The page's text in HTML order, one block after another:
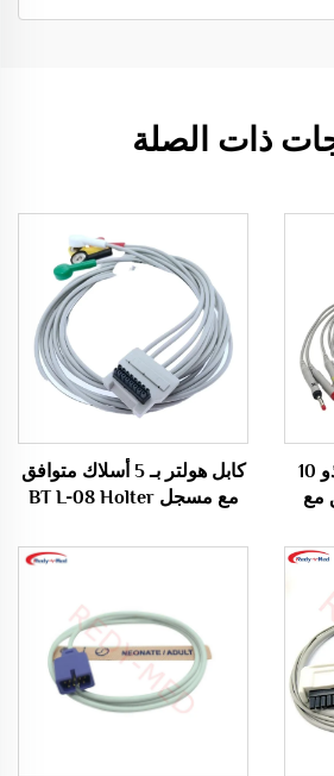
ذات الصلة
كابل ECG EKG بانانا ذو 10
مع
كابل هولتر بـ 5 أسلاك متوافق
مع مسجل BT L-08 Holter